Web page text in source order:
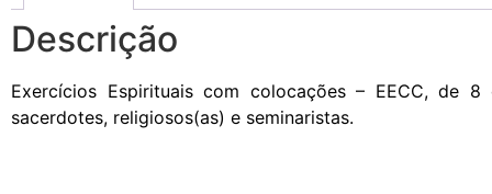
Descrição
Exercícios Espirituais com colocações – EECC, de
sacerdotes, religiosos(as) e seminaristas.